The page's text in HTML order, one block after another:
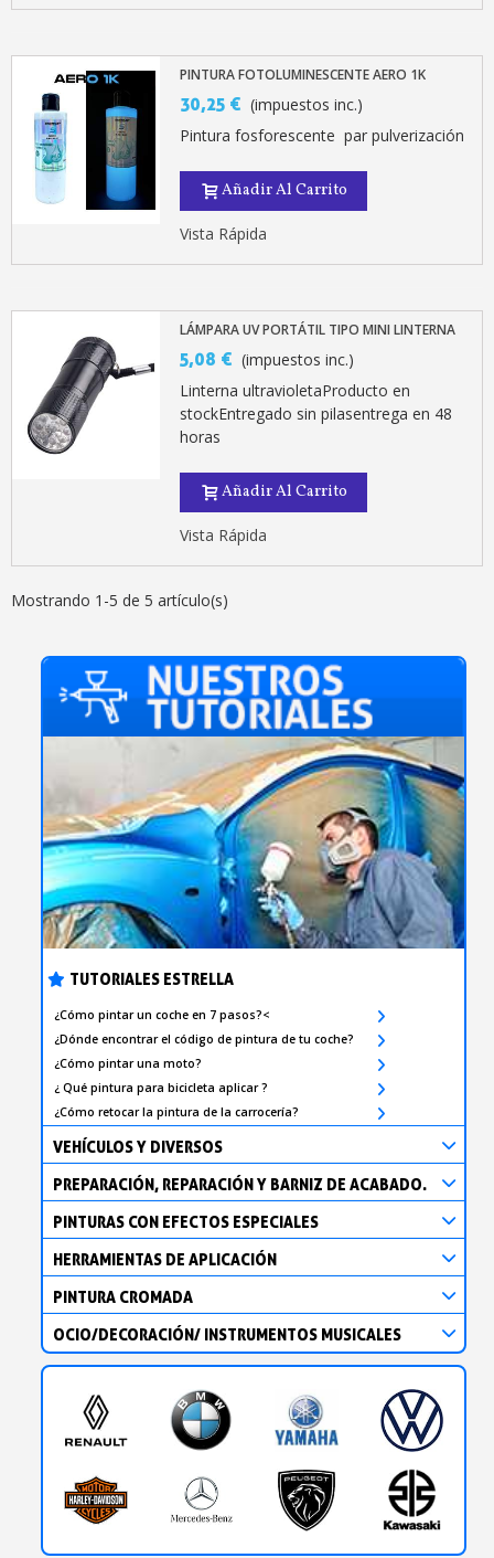
TUTORIALES ESTRELLA
¿Cómo pintar un coche en 7 pasos?<
¿Dónde encontrar el código de pintura de tu coche?
¿Cómo pintar una moto?
¿ Qué pintura para bicicleta aplicar ?
¿Cómo retocar la pintura de la carrocería?
VEHÍCULOS Y DIVERSOS
PREPARACIÓN, REPARACIÓN Y BARNIZ DE ACABADO.
PINTURAS CON EFECTOS ESPECIALES
HERRAMIENTAS DE APLICACIÓN
PINTURA CROMADA
OCIO/DECORACIÓN/ INSTRUMENTOS MUSICALES
PINTURA FOTOLUMINESCENTE AERO 1K
30,25 € (impuestos inc.)
Pintura fosforescente par pulverización
Añadir Al Carrito
Vista Rápida
LÁMPARA UV PORTÁTIL TIPO MINI LINTERNA
5,08 € (impuestos inc.)
Linterna ultravioletaProducto en
stockEntregado sin pilasentrega en 48
horas
Añadir Al Carrito
Vista Rápida
Mostrando 1-5 de 5 artículo(s)